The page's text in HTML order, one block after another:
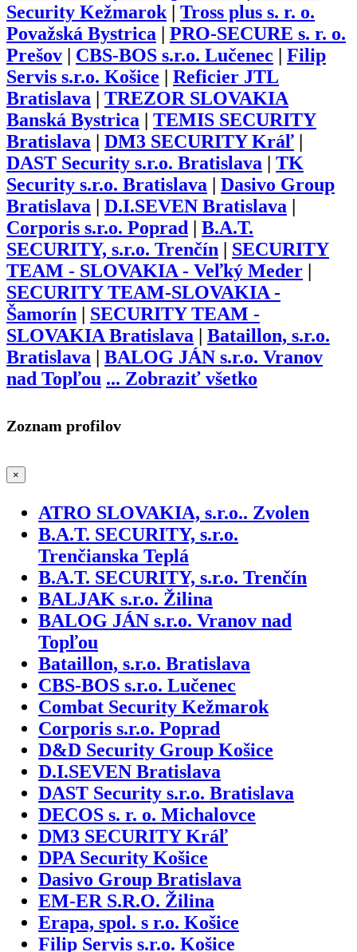
Security Kežmarok| Tross plus s. r. o.
Považská Bystrica
PRO-SECURE s. r. o.
Prešov
CBS-BOS s.r.o. Lučenec
Filip
Servis s.r.o. Košice
Reficier JTL
Bratislava
TREZOR SLOVAKIA
Banská Bystrica
TEMIS SECURITY
Bratislava
DM3 SECURITY Kráľ
DAST Security s.r.o. Bratislava
TK
Security s.r.o. Bratislava
Dasivo Group
Bratislava
D.I.SEVEN Bratislava
Corporis s.r.o. Poprad
B.A.T.
SECURITY, s.r.o. Trenčín
SECURITY
TEAM - SLOVAKIA - Veľký Meder
SECURITY TEAM-SLOVAKIA -
Šamorín
SECURITY TEAM -
SLOVAKIA Bratislava
Bataillon, s.r.o.
Bratislava
BALOG JÁN s.r.o. Vranov
nad Topľou ... Zobraziť všetko
Zoznam profilov
×
ATRO SLOVAKIA, s.r.o.. Zvolen
B.A.T. SECURITY, s.r.o.
Trenčianska Teplá
B.A.T. SECURITY, s.r.o. Trenčín
BALJAK s.r.o. Žilina
BALOG JÁN s.r.o. Vranov nad
Topľou
Bataillon, s.r.o. Bratislava
CBS-BOS s.r.o. Lučenec
Combat Security Kežmarok
Corporis s.r.o. Poprad
D&D Security Group Košice
D.I.SEVEN Bratislava
DAST Security s.r.o. Bratislava
DECOS s. r. o. Michalovce
DM3 SECURITY Kráľ
DPA Security Košice
Dasivo Group Bratislava
EM-ER S.R.O. Žilina
Erapa, spol. s r.o. Košice
Filip Servis s.r.o. Košice